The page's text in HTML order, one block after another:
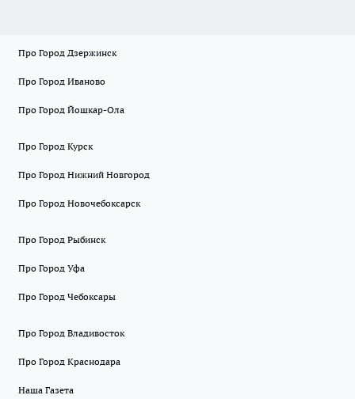
Про Город Дзержинск
Про Город Иваново
Про Город Йошкар-Ола
Про Город Курск
Про Город Нижний Новгород
Про Город Новочебоксарск
Про Город Рыбинск
Про Город Уфа
Про Город Чебоксары
Про Город Владивосток
Про Город Краснодара
Наша Газета